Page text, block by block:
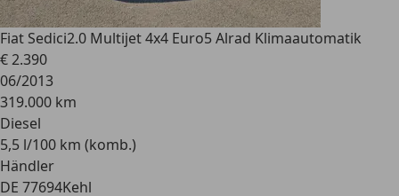
Fiat Sedici2.0 Multijet 4x4 Euro5 Alrad Klimaautomatik
€ 2.390
06/2013
319.000 km
Diesel
5,5 l/100 km (komb.)
Händler
DE 77694Kehl